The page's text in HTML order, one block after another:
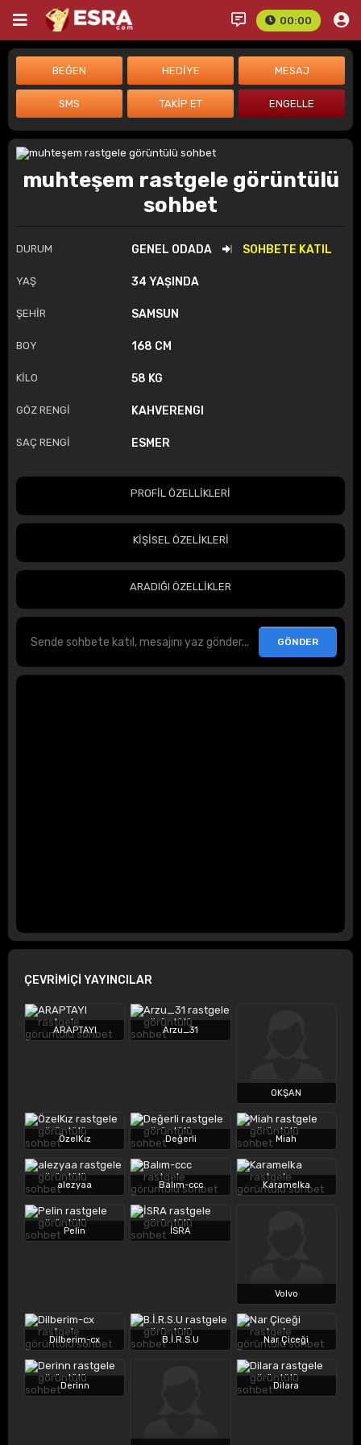
00:00
muhteşem rastgele görüntülü
sohbet
DURUM GENEL ODADA SOHBETE KATIL
YAŞ 34 YAŞINDA
ŞEHİR SAMSUN
BOY 168 CM
KİLO 58 KG
GÖZ RENGİ KAHVERENGI
SAÇ RENGİ ESMER
PROFİL ÖZELLİKLERİ
KİŞİSEL ÖZELİKLERİ
ARADIĞI ÖZELLİKLER
ÇEVRİMİÇİ YAYINCILAR
ARAPTAYI Arzu_31
OKŞAN
ÖzelKız Değerli Miah
alezyaa Balım-ccc Karamelka
Pelin İSRA
Volvo
Dilberim-cx B.İ.R.S.U Nar Çiceği
Derinn Dilara